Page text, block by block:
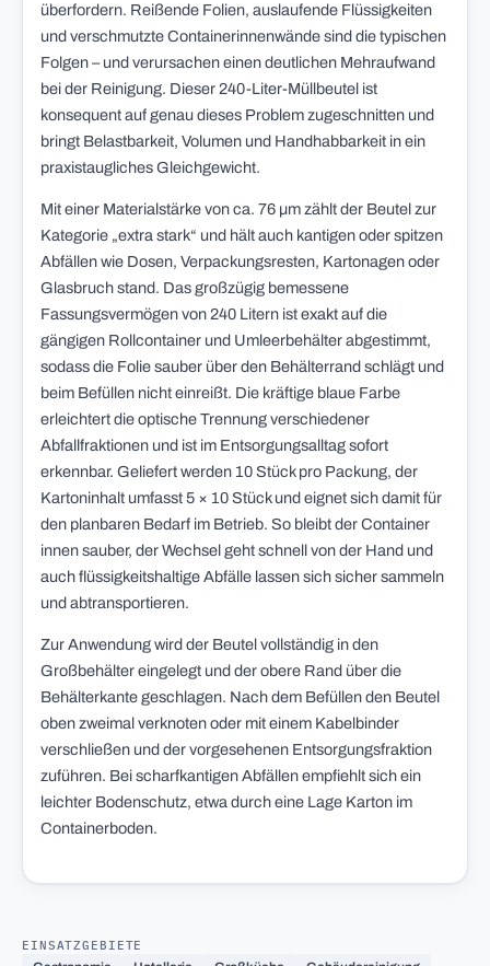
überfordern. Reißende Folien, auslaufende Flüssigkeiten
und verschmutzte Containerinnenwände sind die typischen
Folgen – und verursachen einen deutlichen Mehraufwand
bei der Reinigung. Dieser 240-Liter-Müllbeutel ist
konsequent auf genau dieses Problem zugeschnitten und
bringt Belastbarkeit, Volumen und Handhabbarkeit in ein
praxistaugliches Gleichgewicht.
Mit einer Materialstärke von ca. 76 µm zählt der Beutel zur
Kategorie „extra stark“ und hält auch kantigen oder spitzen
Abfällen wie Dosen, Verpackungsresten, Kartonagen oder
Glasbruch stand. Das großzügig bemessene
Fassungsvermögen von 240 Litern ist exakt auf die
gängigen Rollcontainer und Umleerbehälter abgestimmt,
sodass die Folie sauber über den Behälterrand schlägt und
beim Befüllen nicht einreißt. Die kräftige blaue Farbe
erleichtert die optische Trennung verschiedener
Abfallfraktionen und ist im Entsorgungsalltag sofort
erkennbar. Geliefert werden 10 Stück pro Packung, der
Kartoninhalt umfasst 5 × 10 Stück und eignet sich damit für
den planbaren Bedarf im Betrieb. So bleibt der Container
innen sauber, der Wechsel geht schnell von der Hand und
auch flüssigkeitshaltige Abfälle lassen sich sicher sammeln
und abtransportieren.
Zur Anwendung wird der Beutel vollständig in den
Großbehälter eingelegt und der obere Rand über die
Behälterkante geschlagen. Nach dem Befüllen den Beutel
oben zweimal verknoten oder mit einem Kabelbinder
verschließen und der vorgesehenen Entsorgungsfraktion
zuführen. Bei scharfkantigen Abfällen empfiehlt sich ein
leichter Bodenschutz, etwa durch eine Lage Karton im
Containerboden.
EINSATZGEBIETE